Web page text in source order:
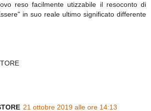
reso facilmente utizzabile il resoconto di
in suo reale ultimo significato differente
21 ottobre 2019 alle ore 14:13